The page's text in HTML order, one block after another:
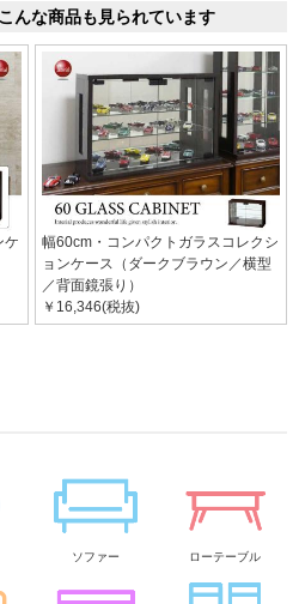
んな商品も見られています
ケ
幅60cm・コンパクトガラスコレクシ
ョンケース（ダークブラウン／横型
／背面鏡張り）
￥16,346(税抜)
ソファー ローテーブル